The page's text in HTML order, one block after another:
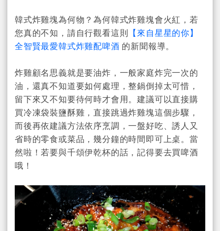
韓式炸雞塊為何物？為何韓式炸雞塊會火紅，若
您真的不知，請自行觀看這則 【來自星星的你】
全智賢最愛韓式炸雞配啤酒 的新聞報導。
炸雞顧名思義就是要油炸，一般家庭炸完一次的
油，還真不知道要如何處理，整鍋倒掉太可惜，
留下來又不知要待何時才會用。建議可以直接購
買冷凍袋裝鹽酥雞，直接跳過炸雞塊這個步驟，
而後再依建議方法依序烹調，一盤好吃、誘人又
省時的零食或菜品，幾分鐘的時間即可上桌。當
然啦！若要與千頌伊乾杯的話，記得要去買啤酒
哦！